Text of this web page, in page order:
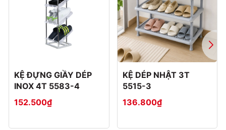
KỆ ĐỰNG GIẦY DÉP
INOX 4T 5583-4
152.500₫
KỆ DÉP NHẬT 3T
5515-3
136.800₫